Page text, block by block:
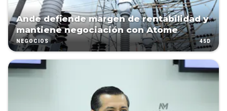
Ande defiende margen de rentabilidad y
mantiene negociación con Atome
NEGOCIOS 45D